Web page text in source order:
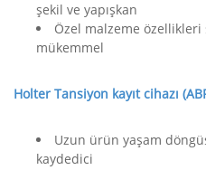
şekil ve yapışkan
Özel malzeme özellikleri
mükemmel
Holter Tansiyon kayıt cihazı
Uzun ürün yaşam
kaydedici